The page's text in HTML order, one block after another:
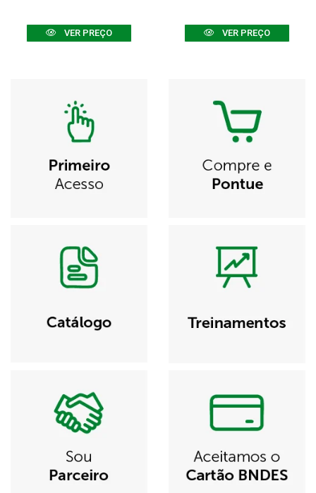
VER PREÇO VER PREÇO